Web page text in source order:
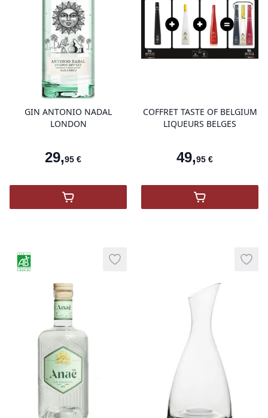
GIN ANTONIO NADAL
LONDON
29,95 €
,GIN ANTONIO NADAL LONDON
COFFRET TASTE OF BELGIUM
LIQUEURS BELGES
49,95 €
,Coffret Taste
Agriculture Biologique
Add to wishlist
product variant items in cart, view
Add